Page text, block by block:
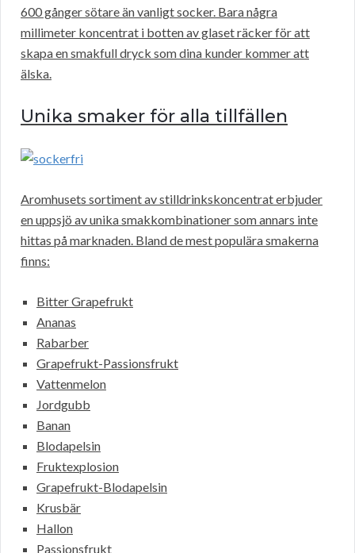
600 gånger sötare än vanligt socker. Bara några
millimeter koncentrat i botten av glaset räcker för att
skapa en smakfull dryck som dina kunder kommer att
älska.
Unika smaker för alla tillfällen
Aromhusets sortiment av stilldrinkskoncentrat erbjuder
en uppsjö av unika smakkombinationer som annars inte
hittas på marknaden. Bland de mest populära smakerna
finns:
Bitter Grapefrukt
Ananas
Rabarber
Grapefrukt-Passionsfrukt
Vattenmelon
Jordgubb
Banan
Blodapelsin
Fruktexplosion
Grapefrukt-Blodapelsin
Krusbär
Hallon
Passionsfrukt